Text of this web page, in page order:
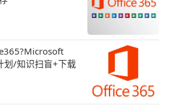
划/知识扫盲+下载